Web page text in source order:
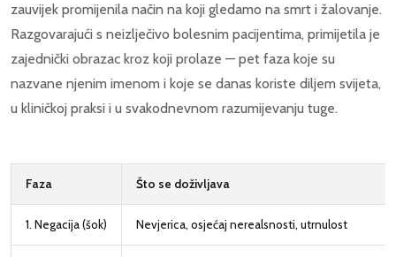
zauvijek promijenila način na koji gledamo na smrt i žalovanje.
Razgovarajući s neizlječivo bolesnim pacijentima, primijetila je
zajednički obrazac kroz koji prolaze — pet faza koje su
nazvane njenim imenom i koje se danas koriste diljem svijeta,
u kliničkoj praksi i u svakodnevnom razumijevanju tuge.
Faza Što se doživljava
1. Negacija (šok) Nevjerica, osjećaj nerealsnosti, utrnulost